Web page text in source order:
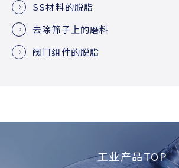
SS材料的脱脂
去除筛子上的磨料
阀门组件的脱脂
工业产品TOP